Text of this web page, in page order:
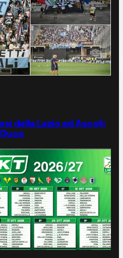
della Lazio ad Ascoli: